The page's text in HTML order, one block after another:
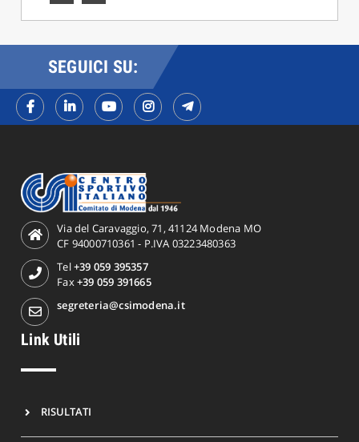
SEGUICI SU:
Via del Caravaggio, 71, 41124 Modena MO
CF 94000710361 - P.IVA 03223480363
Tel+39 059 395357
Fax+39 059 391665
segreteria@csimodena.it
Link Utili
RISULTATI